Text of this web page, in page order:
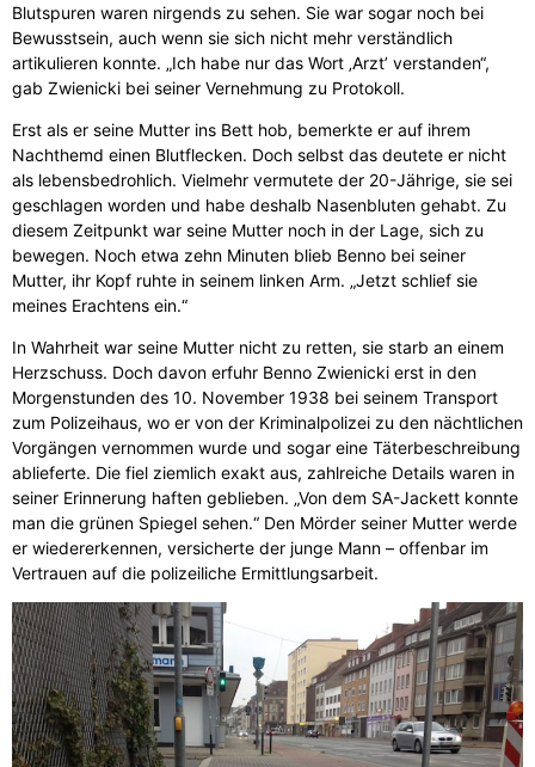
Blutspuren waren nirgends zu sehen. Sie war sogar noch bei
Bewusstsein, auch wenn sie sich nicht mehr verständlich
artikulieren konnte. „Ich habe nur das Wort ‚Arzt’ verstanden“,
gab Zwienicki bei seiner Vernehmung zu Protokoll.
Erst als er seine Mutter ins Bett hob, bemerkte er auf ihrem
Nachthemd einen Blutflecken. Doch selbst das deutete er nicht
als lebensbedrohlich. Vielmehr vermutete der 20-Jährige, sie sei
geschlagen worden und habe deshalb Nasenbluten gehabt. Zu
diesem Zeitpunkt war seine Mutter noch in der Lage, sich zu
bewegen. Noch etwa zehn Minuten blieb Benno bei seiner
Mutter, ihr Kopf ruhte in seinem linken Arm. „Jetzt schlief sie
meines Erachtens ein.“
In Wahrheit war seine Mutter nicht zu retten, sie starb an einem
Herzschuss. Doch davon erfuhr Benno Zwienicki erst in den
Morgenstunden des 10. November 1938 bei seinem Transport
zum Polizeihaus, wo er von der Kriminalpolizei zu den nächtlichen
Vorgängen vernommen wurde und sogar eine Täterbeschreibung
ablieferte. Die fiel ziemlich exakt aus, zahlreiche Details waren in
seiner Erinnerung haften geblieben. „Von dem SA-Jackett konnte
man die grünen Spiegel sehen.“ Den Mörder seiner Mutter werde
er wiedererkennen, versicherte der junge Mann – offenbar im
Vertrauen auf die polizeiliche Ermittlungsarbeit.